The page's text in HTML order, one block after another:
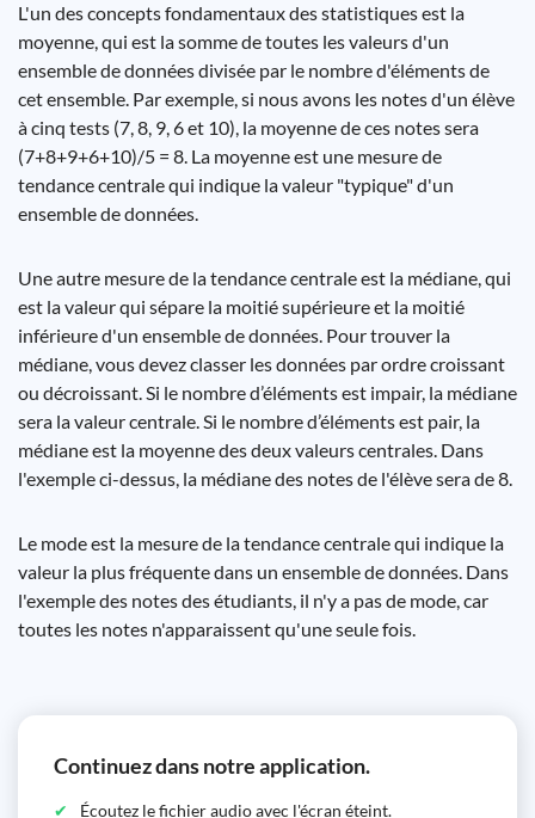
L'un des concepts fondamentaux des statistiques est la
moyenne, qui est la somme de toutes les valeurs d'un
ensemble de données divisée par le nombre d'éléments de
cet ensemble. Par exemple, si nous avons les notes d'un élève
à cinq tests (7, 8, 9, 6 et 10), la moyenne de ces notes sera
(7+8+9+6+10)/5 = 8. La moyenne est une mesure de
tendance centrale qui indique la valeur "typique" d'un
ensemble de données.
Une autre mesure de la tendance centrale est la médiane, qui
est la valeur qui sépare la moitié supérieure et la moitié
inférieure d'un ensemble de données. Pour trouver la
médiane, vous devez classer les données par ordre croissant
ou décroissant. Si le nombre d’éléments est impair, la médiane
sera la valeur centrale. Si le nombre d’éléments est pair, la
médiane est la moyenne des deux valeurs centrales. Dans
l'exemple ci-dessus, la médiane des notes de l'élève sera de 8.
Le mode est la mesure de la tendance centrale qui indique la
valeur la plus fréquente dans un ensemble de données. Dans
l'exemple des notes des étudiants, il n'y a pas de mode, car
toutes les notes n'apparaissent qu'une seule fois.
Continuez dans notre application.
Écoutez le fichier audio avec l'écran éteint.